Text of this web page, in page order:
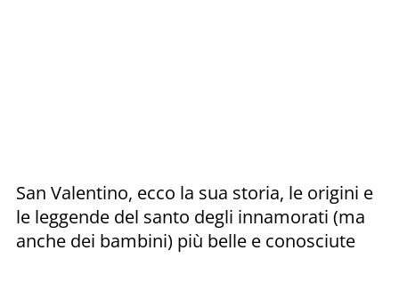
San Valentino, ecco la sua storia, le origini e
le leggende del santo degli innamorati (ma
anche dei bambini) più belle e conosciute